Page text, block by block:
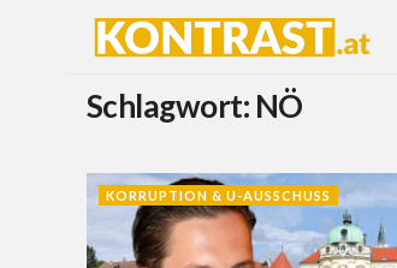
Schlagwort: NÖ
KORRUPTION & U-AUSSCHUSS